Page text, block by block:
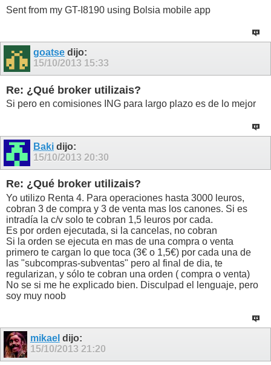
Sent from my GT-I8190 using Bolsia mobile app
goatse dijo:
15/10/2013 15:33
Re: ¿Qué broker utilizais?
Si pero en comisiones ING para largo plazo es de lo mejor
Baki dijo:
15/10/2013 20:30
Re: ¿Qué broker utilizais?
Yo utilizo Renta 4. Para operaciones hasta 3000 leuros,
cobran 3 de compra y 3 de venta mas los canones. Si es
intradía la c/v solo te cobran 1,5 leuros por cada.
Es por orden ejecutada, si la cancelas, no cobran
Si la orden se ejecuta en mas de una compra o venta
primero te cargan lo que toca (3€ o 1,5€) por cada una de
las "subcompras-subventas" pero al final de dia, te
regularizan, y sólo te cobran una orden ( compra o venta)
No se si me he explicado bien. Disculpad el lenguaje, pero
soy muy noob
mikael dijo:
15/10/2013 21:20